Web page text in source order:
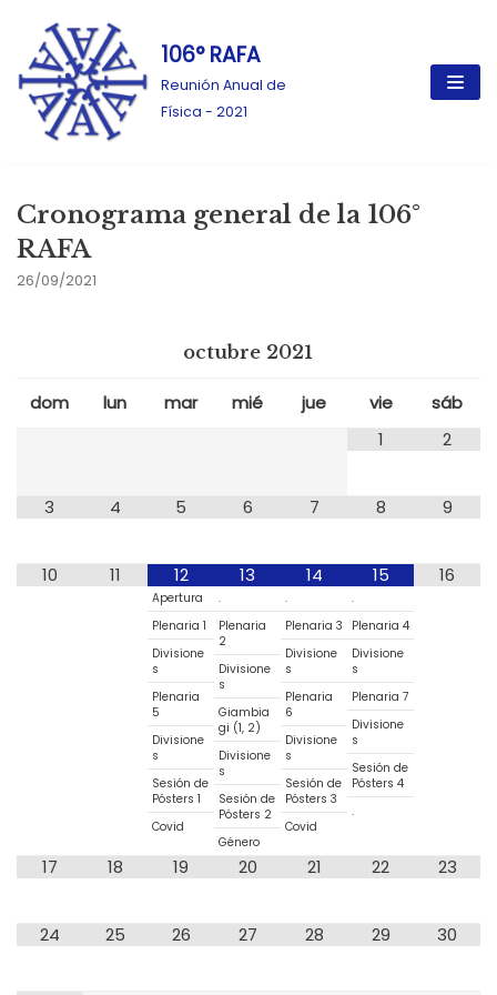
Ir
al
contenido
106° RAFA
Reunión Anual de
Física - 2021
Cronograma general de la 106°
RAFA
26/09/2021
octubre 2021
dom lun mar mié jue vie
sáb
1
2
3 4 5 6 7 8 9
10 11 12
Apertura
Plenaria 1
Divisione
s
Plenaria
5
Divisione
s
Sesión de
Pósters 1
Covid
13
.
Plenaria
2
Divisione
s
Giambia
gi (1, 2)
Divisione
s
Sesión de
Pósters 2
Género
14
.
Plenaria 3
Divisione
s
Plenaria
6
Divisione
s
Sesión de
Pósters 3
Covid
15
.
Plenaria 4
Divisione
s
Plenaria 7
Divisione
s
Sesión de
Pósters 4
.
16
17 18 19 20 21 22 23
24 25 26 27 28 29 30